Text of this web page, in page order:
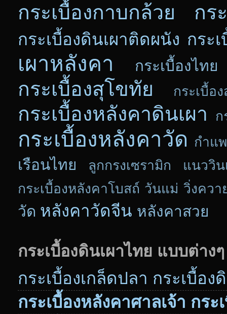
กระเบื้องกาบกล้วย กร
กระเบื้องดินเผาติดผนัง กระ
เผาหลังคา กระเบื้องไทย
กระเบื้องสุโขทัย กระเบื้อ
กระเบื้องหลังคาดินเผา ก
กระเบื้องหลังคาวัด กำแ
เรือนไทย
ลูกกรงเซรามิก แนววิน
กระเบื้องหลังคาโบสถ์ วันแม่ วิ่งควา
วัด หลังคาวัดจีน หลังคาสวย
กระเบื้องดินเผาไทย แบบต่างๆ
กระเบื้องเกล็ดปลา กระเบื้อง
กระเบื้องหลังคาศาลเจ้า กระ